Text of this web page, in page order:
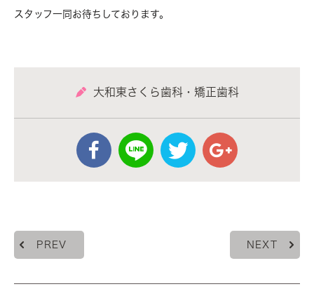
スタッフ一同お待ちしております。
大和東さくら歯科・矯正歯科
PREV NEXT